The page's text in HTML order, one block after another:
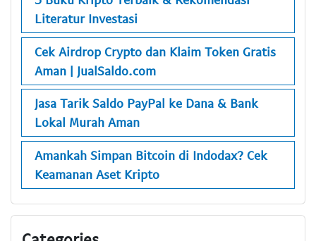
Literatur Investasi
Cek Airdrop Crypto dan Klaim Token Gratis
Aman | JualSaldo.com
Jasa Tarik Saldo PayPal ke Dana & Bank
Lokal Murah Aman
Amankah Simpan Bitcoin di Indodax? Cek
Keamanan Aset Kripto